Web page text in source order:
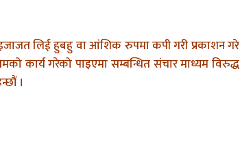
लिई हुबहु वा आंशिक रुपमा कपी गरी प्रकाशन गरे
कार्य गरेको पाइएमा सम्बन्धित संचार माध्यम विरुद्ध
।